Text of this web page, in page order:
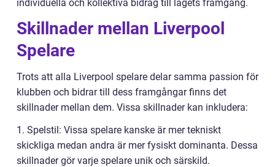
individuella och kollektiva bidrag till lagets framgång.
Skillnader mellan Liverpool
Spelare
Trots att alla Liverpool spelare delar samma passion för
klubben och bidrar till dess framgångar finns det
skillnader mellan dem. Vissa skillnader kan inkludera:
1. Spelstil: Vissa spelare kanske är mer tekniskt
skickliga medan andra är mer fysiskt dominanta. Dessa
skillnader gör varje spelare unik och särskild.